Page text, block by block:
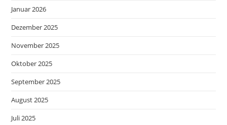
Januar 2026
Dezember 2025
November 2025
Oktober 2025
September 2025
August 2025
Juli 2025